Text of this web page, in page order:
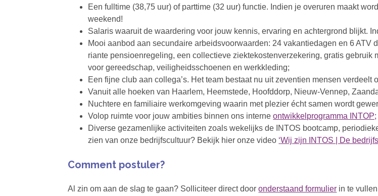
Een fulltime (38,75 uur) of parttime (32 uur) functie. Indien je overuren maakt
weekend!
Salaris waaruit de waardering voor jouw kennis, ervaring en achtergrond blijkt.
Mooi aanbod aan secundaire arbeidsvoorwaarden: 24 vakantiedagen en 6
riante pensioenregeling, een collectieve ziektekostenverzekering, gratis
voor gereedschap, veiligheidsschoenen en werkkleding;
Een fijne club aan collega’s. Het team bestaat nu uit zeventien mensen verdeelt
Vanuit alle hoeken van Haarlem, Heemstede, Hoofddorp, Nieuw-Vennep,
Nuchtere en familiaire werkomgeving waarin met plezier écht samen wordt
Volop ruimte voor jouw ambities binnen ons interneontwikkelprogramma INTOP;
Diverse gezamenlijke activiteiten zoals wekelijks de INTOS bootcamp,
zien van onze bedrijfscultuur? Bekijk hier onze video ‘Wij zijn INTOS | De
Comment postuler?
Al zin om aan de slag te gaan? Solliciteer direct dooronderstaand formulier in te